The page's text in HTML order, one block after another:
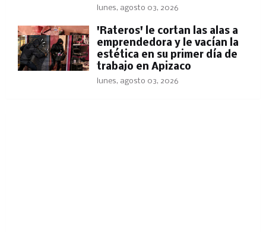
lunes, agosto 03, 2026
'Rateros' le cortan las alas a
emprendedora y le vacían la
estética en su primer día de
trabajo en Apizaco
lunes, agosto 03, 2026